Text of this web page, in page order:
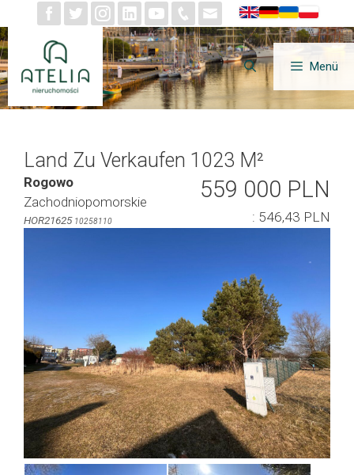
Inhalt
springen
Menü
Land Zu Verkaufen 1023 M²
Rogowo
Zachodniopomorskie
HOR21625 10258110
559 000 PLN
: 546,43 PLN